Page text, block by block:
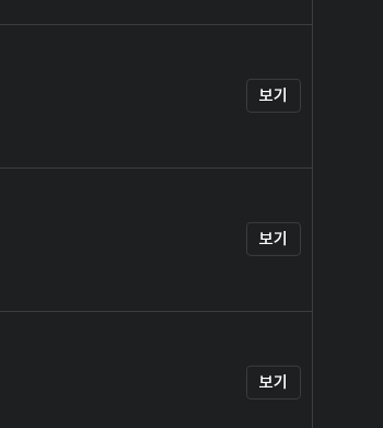
보기
보기
보기